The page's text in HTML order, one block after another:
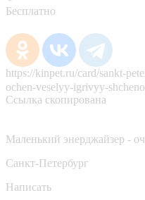
Бесплатно
https://kinpet.ru/card/sankt-
ochen-veselyy-igrivyy-
Ссылка скопирована
Маленький энерджайзер -
Санкт-Петербург
Написать